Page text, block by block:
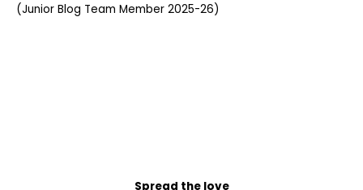
(Junior Blog Team Member 2025-26)
Spread the love